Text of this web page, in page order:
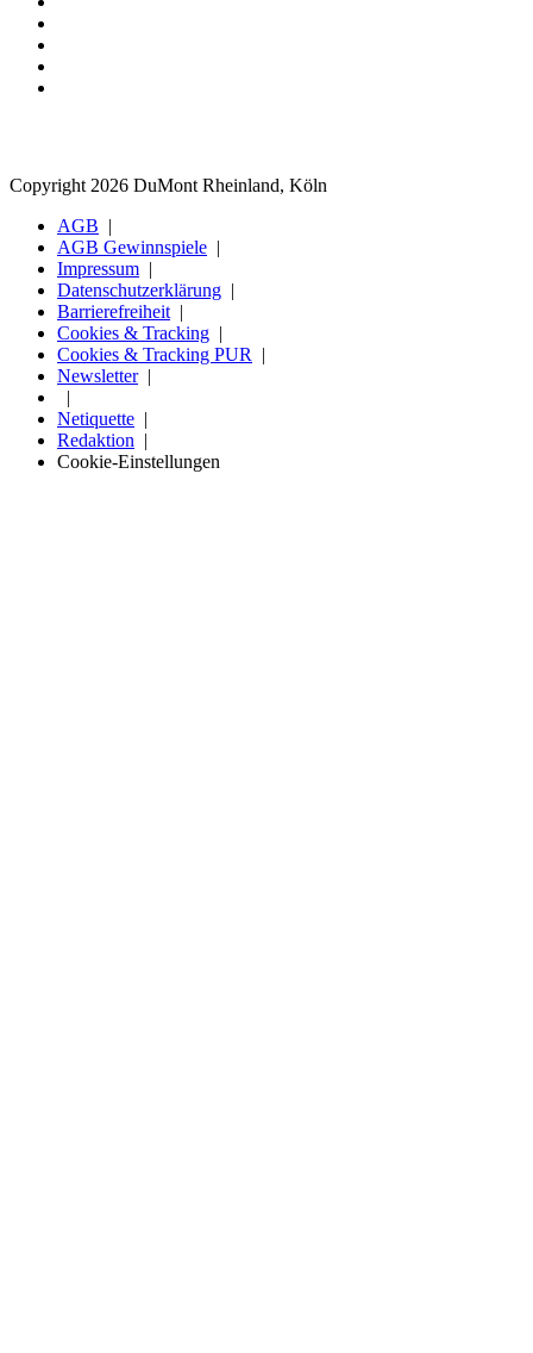
Copyright 2026 DuMont Rheinland, Köln
AGB
AGB Gewinnspiele
Impressum
Datenschutzerklärung
Barrierefreiheit
Cookies & Tracking
Cookies & Tracking PUR
Newsletter
Netiquette
Redaktion
Cookie-Einstellungen